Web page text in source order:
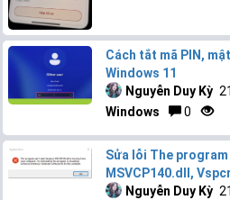
Cách tắt mã PIN,
Windows 11
Nguyễn Duy Kỳ
Windows
0
Sửa lỗi The
MSVCP140.dll,
Nguyễn Duy Kỳ